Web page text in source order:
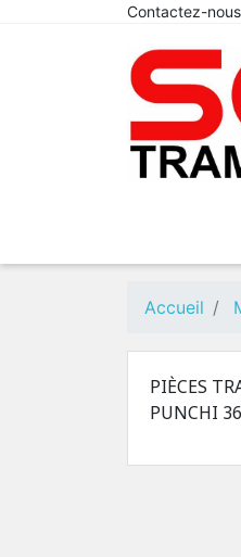
Contactez-nous
Accueil
PIÈCES
PUNCHI